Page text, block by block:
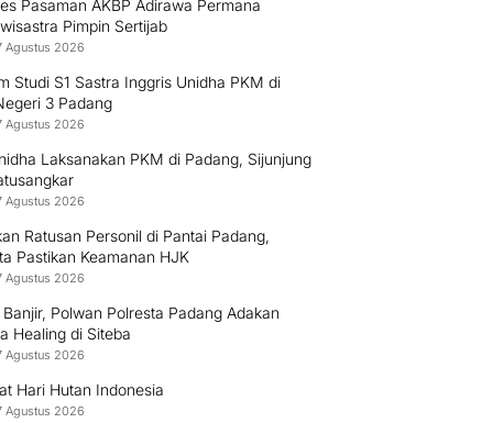
Pasaman AKBP Adirawa Permana
Pimpin Sertijab
Agustus 2026
Studi S1 Sastra Inggris Unidha PKM di
3 Padang
Agustus 2026
Laksanakan PKM di Padang, Sijunjung
Agustus 2026
Ratusan Personil di Pantai Padang,
Pastikan Keamanan HJK
Agustus 2026
Polwan Polresta Padang Adakan
Healing di Siteba
Agustus 2026
Hari Hutan Indonesia
Agustus 2026